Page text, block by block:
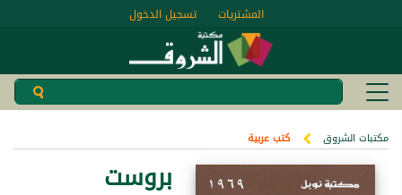
تسجيل الدخول المشتريات
مكتبات الشروق كتب عربية
بروست